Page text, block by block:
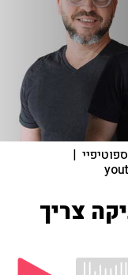
|
צריך